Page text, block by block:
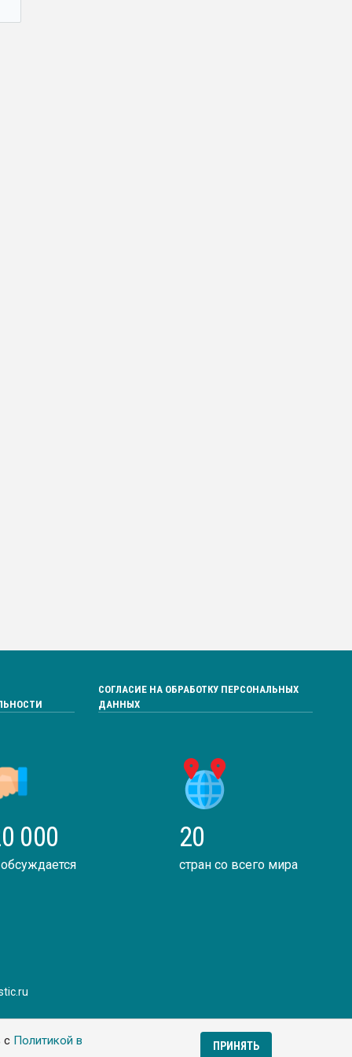
с Политикой в
ПРИНЯТЬ
СОГЛАСИЕ НА ОБРАБОТКУ ПЕРСОНАЛЬНЫХ
ДАННЫХ
000 20
стран со всего мира